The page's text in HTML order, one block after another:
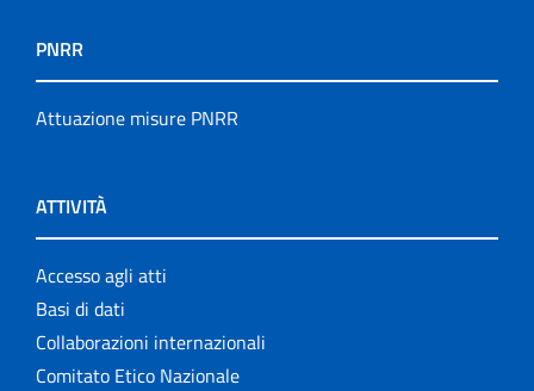
PNRR
Attuazione misure PNRR
ATTIVITÀ
Accesso agli atti
Basi di dati
Collaborazioni internazionali
Comitato Etico Nazionale